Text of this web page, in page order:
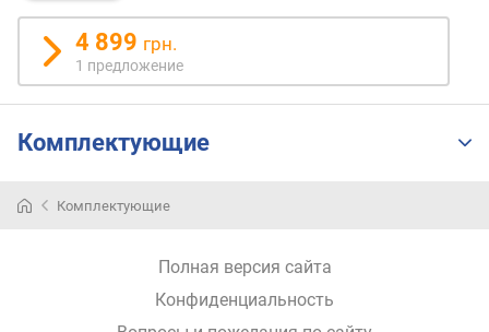
р
о
г
и
х
д
4 899 грн.
1 предложение
Комплектующие
Комплектующие
Полная версия сайта
Конфиденциальность